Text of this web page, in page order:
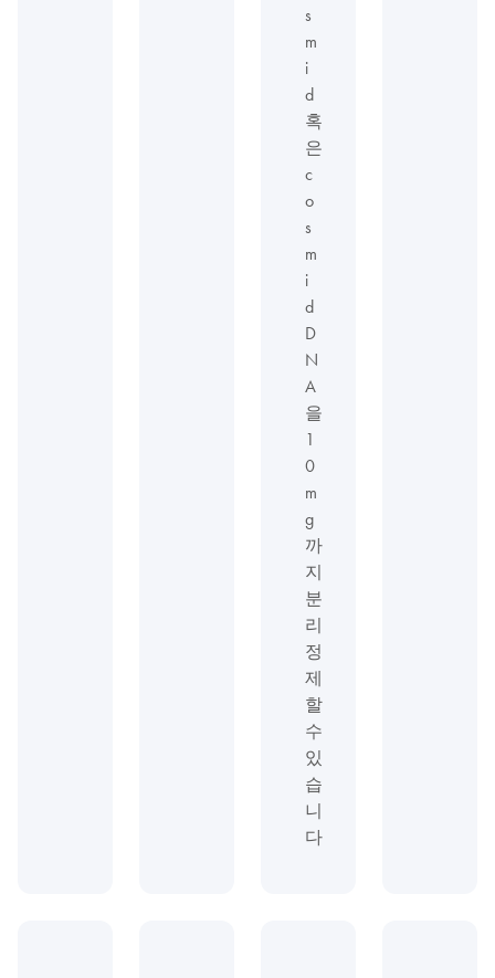
s
m
i
d
혹
은
c
o
s
m
i
d
D
N
A
을
1
0
m
g
까
지
분
리
정
제
할
수
있
습
니
다